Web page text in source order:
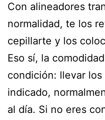
Con alineadores
normalidad, te los
cepillarte y los
Eso sí, la
condición: llevar
indicado,
al día. Si no eres